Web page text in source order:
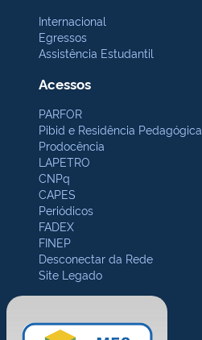
Internacional
Egressos
Assistência Estudantil
Acessos
PARFOR
Pibid e Residência Pedagógica
Prodocência
LAPETRO
CNPq
CAPES
Periódicos
FADEX
FINEP
Desconectar da Rede
Site Legado